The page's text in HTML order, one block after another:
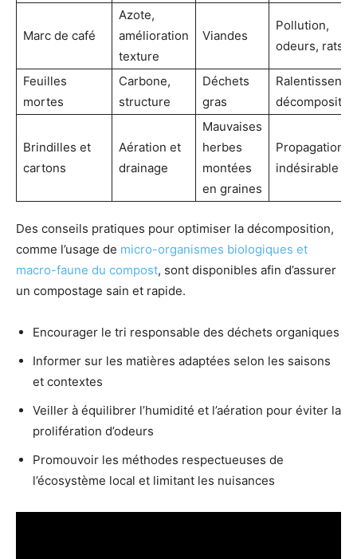
Marc de café
Azote,
amélioration
texture
Viandes
Pollution,
odeurs, rats
Feuilles
mortes
Carbone,
structure
Déchets
gras
Ralentissent
Brindilles et
cartons
Aération et
drainage
Mauvaises
herbes
montées
en graines
Propagation
indésirable
Des conseils pratiques pour optimiser la décomposition,
comme l’usage de micro-organismes biologiques et
macro-faune du compost, sont disponibles afin d’assurer
un compostage sain et rapide.
Encourager le tri responsable des déchets organiques
Informer sur les matières adaptées selon les saisons
et contextes
Veiller à équilibrer l’humidité et l’aération pour éviter la
prolifération d’odeurs
Promouvoir les méthodes respectueuses de
l’écosystème local et limitant les nuisances